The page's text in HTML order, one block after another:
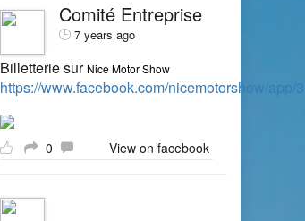
les parcs de loisirs et les
fréquentent régulièrement.
Tourisme Lire la suite
Comité Entreprise
7 years ago
Billetterie sur Nice Motor Show
https://www.facebook.com/nicemotorshow/app/
0 View on facebook